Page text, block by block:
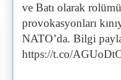
ve Batı olarak
provokasyonları
NATO’da. Bilgi
https://t.co/